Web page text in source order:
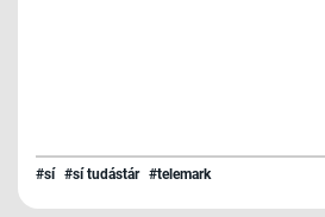
#sí #sí tudástár #telemark